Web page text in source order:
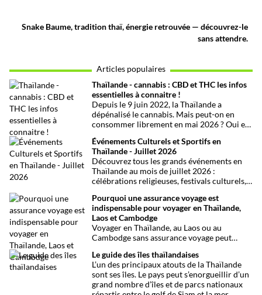
Snake Baume, tradition thaï, énergie retrouvée — découvrez-le
sans attendre.
Articles populaires
Thaïlande - cannabis : CBD et THC les infos
essentielles à connaitre !
Depuis le 9 juin 2022, la Thaïlande a
dépénalisé le cannabis. Mais peut-on en
consommer librement en mai 2026 ? Oui et
confusions qui peuvent avoir de grosses
conséquences ! Explications.
Événements Culturels et Sportifs en
Thaïlande - Juillet 2026
Découvrez tous les grands événements en
Thaïlande au mois de juillet 2026 :
célébrations religieuses, festivals culturels,
et fêtes locales. Une sélection
chronologique complète pour ne rien
manquer !
Pourquoi une assurance voyage est
indispensable pour voyager en Thaïlande,
Laos et Cambodge
Voyager en Thaïlande, au Laos ou au
Cambodge sans assurance voyage peut
maladies ou perte de bagages sont des
imprévus fréquents en Asie du Sud-Est.
Découvrez pourquoi une assurance voyage
est essentielle pour garantir votre sécurité
Le guide des îles thaïlandaises
L’un des principaux atouts de la Thaïlande
sont ses îles. Le pays peut s’enorgueillir d’un
grand nombre d’îles et de parcs nationaux